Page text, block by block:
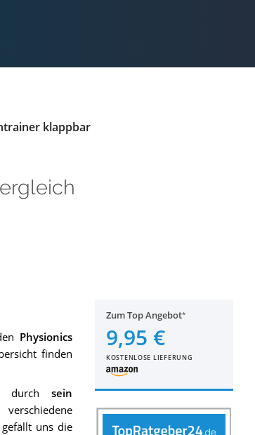
klappbar
Zum Top Angebot
9,95 €
KOSTENLOSE LIEFERUNG
Physionics
finden
durchsein
uns die